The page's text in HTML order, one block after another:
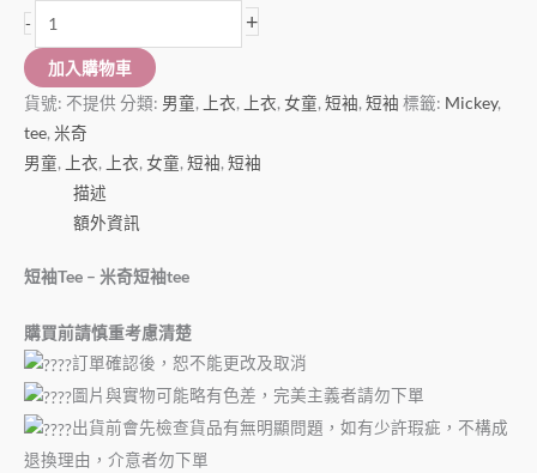
- +
加入購物車
貨號: 不提供 分類: 男童, 上衣, 上衣, 女童, 短袖, 短袖 標籤: Mickey,
tee, 米奇
男童, 上衣, 上衣, 女童, 短袖, 短袖
描述
額外資訊
短袖Tee – 米奇短袖tee
購買前請慎重考慮清楚
訂單確認後，恕不能更改及取消
圖片與實物可能略有色差，完美主義者請勿下單
出貨前會先檢查貨品有無明顯問題，如有少許瑕疵，不構成
退換理由，介意者勿下單